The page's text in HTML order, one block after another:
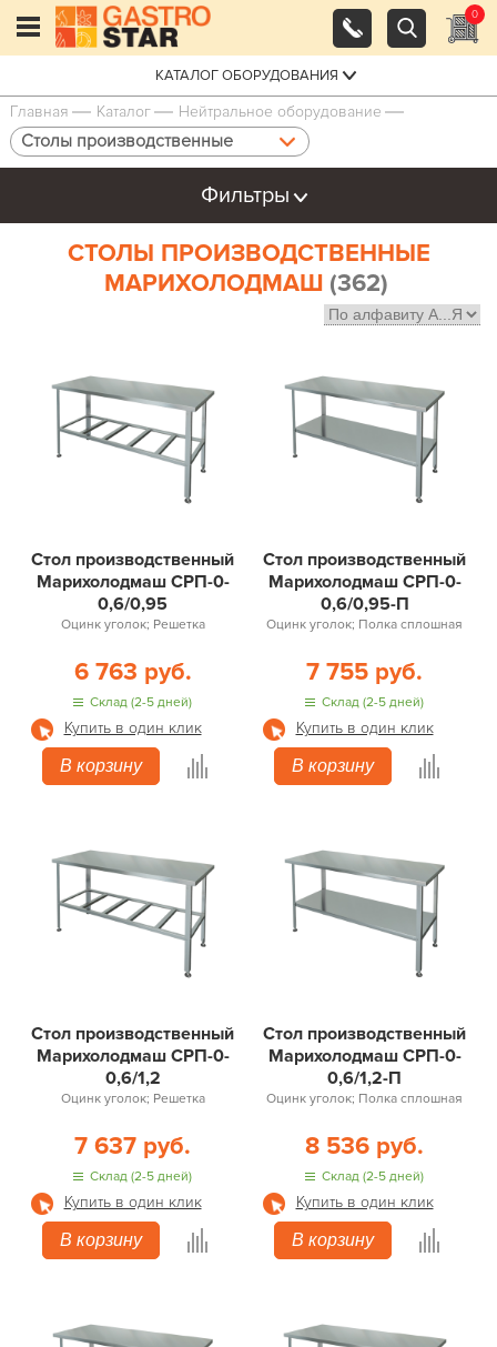
0
КАТАЛОГ ОБОРУДОВАНИЯ
Главная Каталог Нейтральное оборудование
Столы производственные
Фильтры
СТОЛЫ ПРОИЗВОДСТВЕННЫЕ
МАРИХОЛОДМАШ (362)
Стол производственный
Марихолодмаш СРП-0-
0,6/0,95
Оцинк уголок; Решетка
6 763 руб.
Склад (2-5 дней)
Купить в один клик
В корзину
Стол производственный
Марихолодмаш СРП-0-
0,6/0,95-П
Оцинк уголок; Полка сплошная
7 755 руб.
Склад (2-5 дней)
Купить в один клик
В корзину
Стол производственный
Марихолодмаш СРП-0-
0,6/1,2
Оцинк уголок; Решетка
7 637 руб.
Склад (2-5 дней)
Купить в один клик
В корзину
Стол производственный
Марихолодмаш СРП-0-
0,6/1,2-П
Оцинк уголок; Полка сплошная
8 536 руб.
Склад (2-5 дней)
Купить в один клик
В корзину